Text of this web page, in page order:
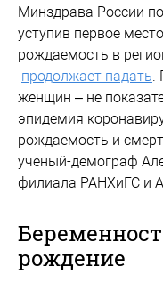
Минздрава России
уступив первое
рождаемость в
продолжает падать.
женщин – не
эпидемия
рождаемость и
ученый-демограф
филиала РАНХиГС и
рождение